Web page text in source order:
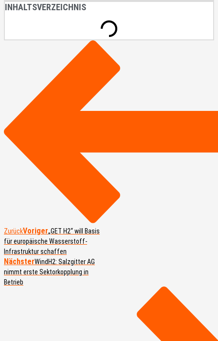
INHALTSVERZEICHNIS
ZurückVoriger„GET H2“ will Basis
für europäische Wasserstoff-
Infrastruktur schaffen
NächsterWindH2: Salzgitter AG
nimmt erste Sektorkopplung in
Betrieb